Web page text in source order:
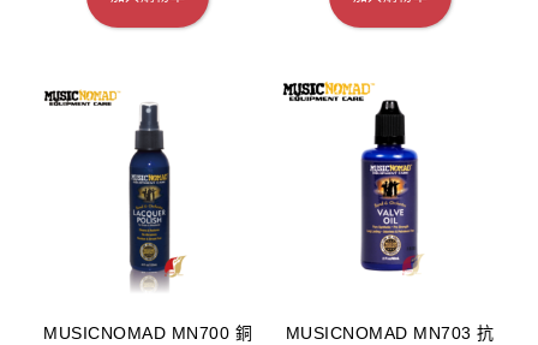
MUSICNOMAD MN700 銅
MUSICNOMAD MN703 抗